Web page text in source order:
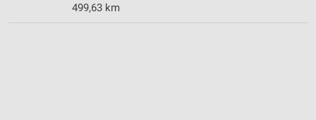
499,63 km